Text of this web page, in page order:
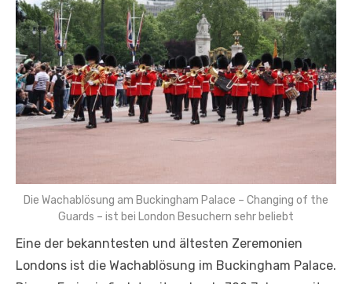
Die Wachablösung am Buckingham Palace – Changing of the
Guards – ist bei London Besuchern sehr beliebt
Eine der bekanntesten und ältesten Zeremonien
Londons ist die Wachablösung im Buckingham Palace.